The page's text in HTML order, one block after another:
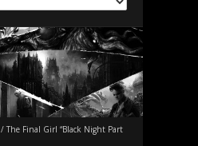
/ The Final Girl “Black Night Part